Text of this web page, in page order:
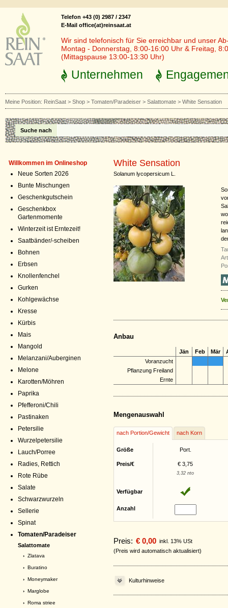
Telefon +43 (0) 2987 / 2347
E-Mail office(at)reinsaat.at
Wir sind telefonisch für Sie erreichbar und unser
Montag - Donnerstag, 8:00-16:00 Uhr & Freitag,
(Mittagspause 13:00-13:30 Uhr)
Unternehmen
Meine Position: ReinSaat > Shop > Tomaten/Paradeiser > Salattomate > White Sensation
Suche nach
Willkommen im Onlineshop
Neue Sorten 2026
Bunte Mischungen
Geschenkgutschein
Geschenkbox
Gartenmomente
Winterzeit ist Erntezeit!
Saatbänder/-scheiben
Bohnen
Erbsen
Knollenfenchel
Gurken
Kohlgewächse
Kresse
Kürbis
Mais
Mangold
Melanzani/Auberginen
Melone
Karotten/Möhren
Paprika
Pfefferoni/Chili
Pastinaken
Petersilie
Wurzelpetersilie
Lauch/Porree
Radies, Rettich
Rote Rübe
Salate
Schwarzwurzeln
Sellerie
Spinat
Tomaten/Paradeiser
Salattomate
› Zlatava
› Buratino
› Moneymaker
› Marglobe
› Roma striee
White Sensation
Solanum lycopersicum L.
Anbau
Jän Feb Mär
Voranzucht
Pflanzung Freiland
Ernte
Mengenauswahl
nach Portion/Gewicht nach Korn
Größe Port.
Preis/€ € 3,75
3,32 nto
Verfügbar
Anzahl
Preis: € 0,00 inkl. 13% USt
(Preis wird automatisch aktualisiert)
Kulturhinweise